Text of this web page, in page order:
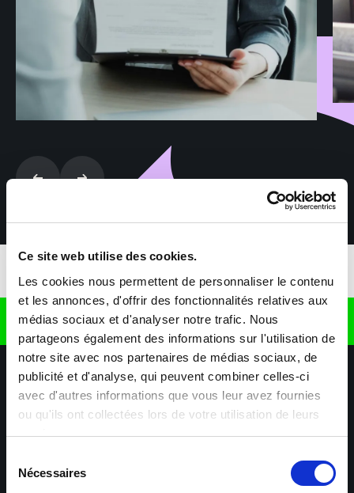
Ce site web utilise des cookies.
Les cookies nous permettent de personnaliser le contenu
et les annonces, d'offrir des fonctionnalités relatives aux
médias sociaux et d'analyser notre trafic. Nous
partageons également des informations sur l'utilisation de
notre site avec nos partenaires de médias sociaux, de
publicité et d'analyse, qui peuvent combiner celles-ci
avec d'autres informations que vous leur avez fournies
ou qu'ils ont collectées lors de votre utilisation de leurs
services.
Nécessaires
Retrouvez nous sur
Nos agences Aide & Contact